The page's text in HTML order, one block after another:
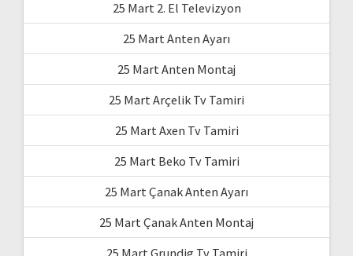
25 Mart 2. El Televizyon
25 Mart Anten Ayarı
25 Mart Anten Montaj
25 Mart Arçelik Tv Tamiri
25 Mart Axen Tv Tamiri
25 Mart Beko Tv Tamiri
25 Mart Çanak Anten Ayarı
25 Mart Çanak Anten Montaj